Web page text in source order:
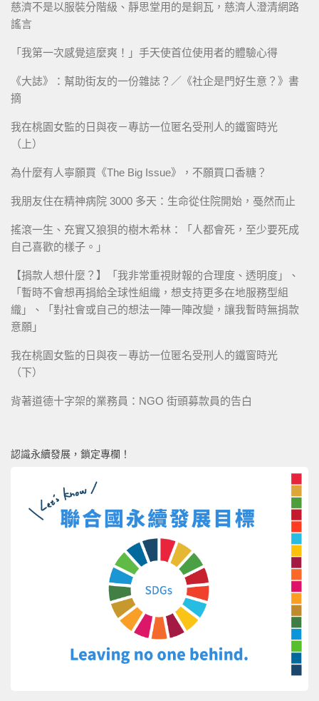
慈濟不是以服裝分階級、靜思堂用的是銅瓦，慈濟人澄清網路
謠言
「我第一次感覺這麼爽！」手天使首位使用者的體驗心得
《大誌》：幫助街友的一份雜誌？／《社企是門好生意？》書
摘
我在桃園女監的日與夜－專訪一位匿名受刑人的鐵窗時光
（上）
為什麼有人寧願買《The Big Issue》，不願買口香糖？
我朋友住在精神病院 3000 多天：生命從住院開始，戞然而止
搖滾一生、充實又狼狽的樹木希林：「人都會死，至少要死成
自己喜歡的樣子。」
【捐款人想什麼？】「我非常重視財報的合理度、透明度」、
「暫時不會想再捐給全球性組織，想支持更多在地服務型組
織」、「對社會或自己的想法一陣一陣改變，讓我暫時無捐款
意願」
我在桃園女監的日與夜－專訪一位匿名受刑人的鐵窗時光
（下）
背著道德十字架的業務員：NGO 街頭募款員的告白
認識永續發展，鎖定專欄！